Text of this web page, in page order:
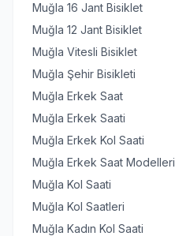
Muğla 16 Jant Bisiklet
Muğla 12 Jant Bisiklet
Muğla Vitesli Bisiklet
Muğla Şehir Bisikleti
Muğla Erkek Saat
Muğla Erkek Saati
Muğla Erkek Kol Saati
Muğla Erkek Saat Modelleri
Muğla Kol Saati
Muğla Kol Saatleri
Muğla Kadın Kol Saati